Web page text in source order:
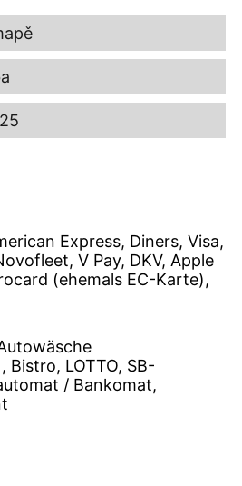
Express, Diners, Visa,
V Pay, DKV, Apple
(ehemals EC-Karte),
Bistro, LOTTO, SB-
/ Bankomat,